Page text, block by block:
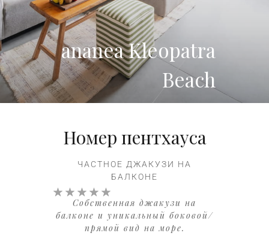
ananea Kleopatra
Beach
Номер пентхауса
ЧАСТНОЕ ДЖАКУЗИ НА
БАЛКОНЕ
Собственная джакузи на
балконе и уникальный боковой/
прямой вид на море.